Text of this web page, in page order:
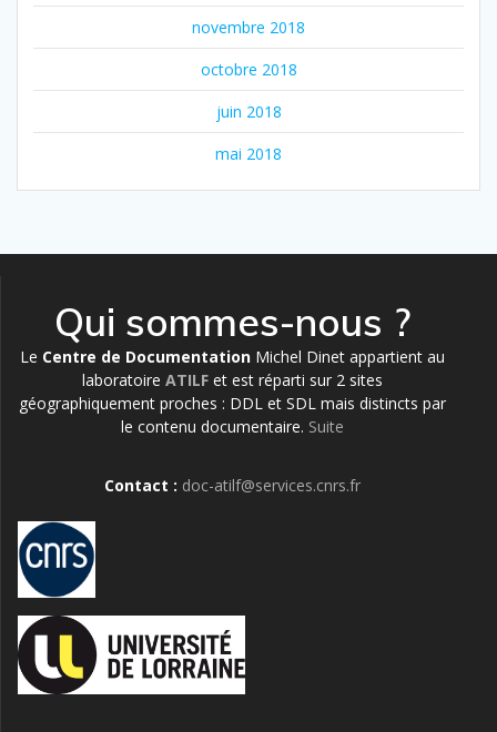
novembre 2018
octobre 2018
juin 2018
mai 2018
Qui sommes-nous ?
Le Centre de Documentation Michel Dinet appartient au
laboratoire ATILF et est réparti sur 2 sites
géographiquement proches : DDL et SDL mais distincts par
le contenu documentaire. Suite
Contact : doc-atilf@services.cnrs.fr